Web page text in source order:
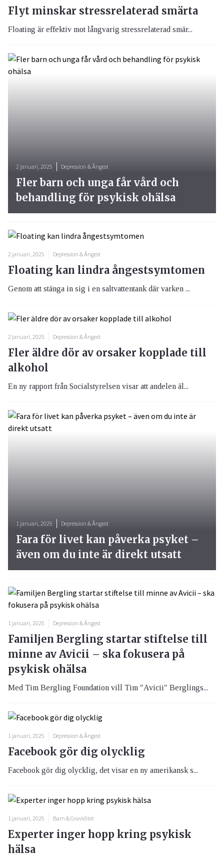
Flyt minskar stressrelaterad smärta
Floating är effektiv mot långvarig stressrelaterad smär...
2 januari, 2025 Depression & Ångest
Floating kan lindra ångestsymtomen
Genom att stänga in sig i en saltvattentank där varken ...
2 januari, 2025 Depression & Ångest
Fler äldre dör av orsaker kopplade till
alkohol
En ny rapport från Socialstyrelsen visar att andelen äl...
2 januari, 2025 Depression & Ångest
Fler barn och unga får vård och
behandling för psykisk ohälsa
1 januari, 2025 Depression & Ångest
Fara för livet kan påverka psyket –
även om du inte är direkt utsatt
1 januari, 2025 Depression & Ångest
Familjen Bergling startar stiftelse till
minne av Avicii – ska fokusera på
psykisk ohälsa
Med Tim Bergling Foundation vill Tim "Avicii" Berglings...
1 januari, 2025 Depression & Ångest
Facebook gör dig olycklig
Facebook gör dig olycklig, det visar en ny amerikansk s...
1 januari, 2025 Barn & Graviditet
Experter inger hopp kring psykisk
hälsa